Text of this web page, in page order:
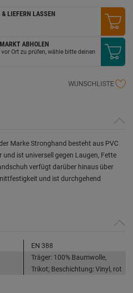
LIEFERN LASSEN
ABHOLEN
Ort zu prüfen, wähle bitte deinen
WUNSCHLISTE
Marke Stronghand besteht aus PVC
ist universell gegen Laugen, Fette
verfügt darüber hinaus über
und ist durchgehend
EN 388
Träger: 100% Baumwolle,
Trikot; Beschichtung: Vinyl, rot